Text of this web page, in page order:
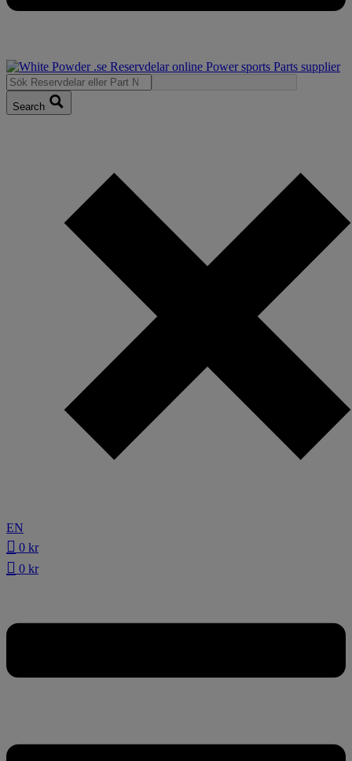
Search
EN
0 kr
0 kr